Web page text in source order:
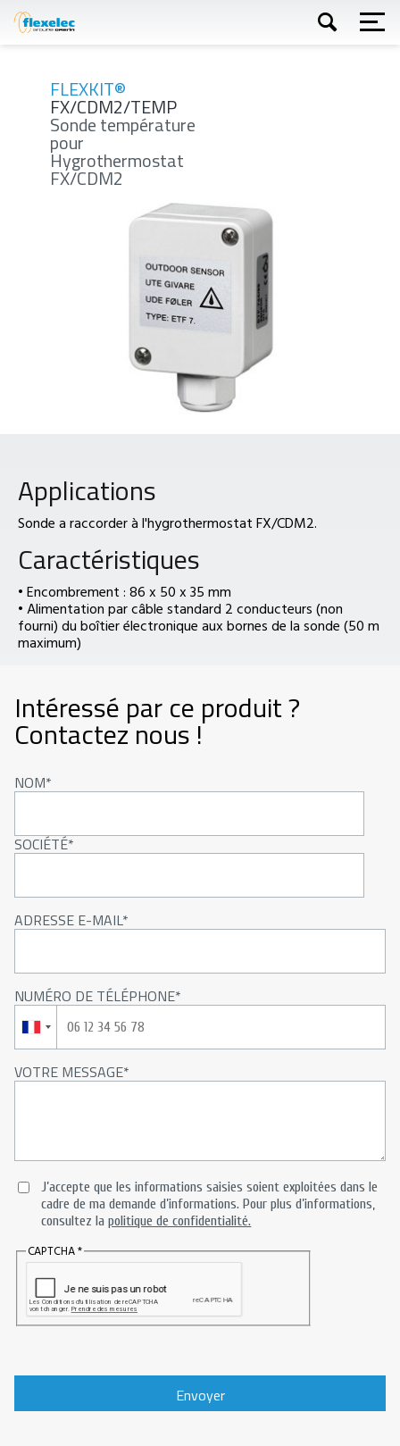
Aller
au
FLEXKIT®
FX/CDM2/TEMP
Sonde température
pour
Hygrothermostat
FX/CDM2
Applications
Sonde a raccorder à l'hygrothermostat FX/CDM2.
Caractéristiques
• Encombrement : 86 x 50 x 35 mm
• Alimentation par câble standard 2 conducteurs (non
fourni) du boîtier électronique aux bornes de la sonde (50 m
maximum)
Intéressé par ce produit ?
Contactez nous !
NOM
SOCIÉTÉ
ADRESSE E-MAIL
NUMÉRO DE TÉLÉPHONE
VOTRE MESSAGE
J’accepte que les informations saisies soient exploitées dans le
cadre de ma demande d’informations. Pour plus d’informations,
consultez lapolitique de confidentialité.
CAPTCHA
Envoyer